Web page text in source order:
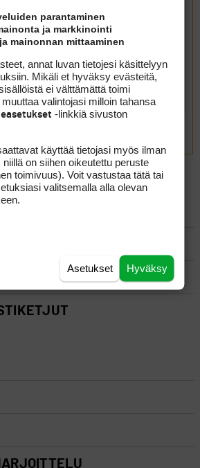
›OLENPAHAN MIETTINYT.
parantaminen
ja markkinointi
mainonnan mittaaminen
annat luvan tietojesi käsittelyyn
Mikäli et hyväksy evästeitä,
ei välttämättä toimi
valintojasi milloin tahansa
-linkkiä sivuston
käyttää tietojasi myös ilman
on siihen oikeutettu peruste
toimivuus). Voit vastustaa tätä tai
valitsemalla alla olevan
Hyväksy
Asetukset